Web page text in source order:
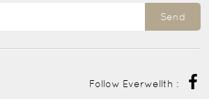
Send
Follow Everwellth :